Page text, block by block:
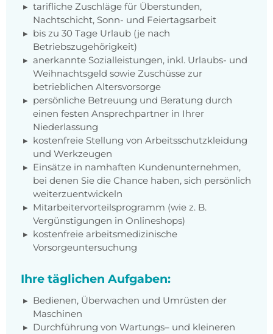
tarifliche Zuschläge für Überstunden,
Nachtschicht, Sonn- und Feiertagsarbeit
bis zu 30 Tage Urlaub (je nach
Betriebszugehörigkeit)
anerkannte Sozialleistungen, inkl. Urlaubs- und
Weihnachtsgeld sowie Zuschüsse zur
betrieblichen Altersvorsorge
persönliche Betreuung und Beratung durch
einen festen Ansprechpartner in Ihrer
Niederlassung
kostenfreie Stellung von Arbeitsschutzkleidung
und Werkzeugen
Einsätze in namhaften Kundenunternehmen,
bei denen Sie die Chance haben, sich persönlich
weiterzuentwickeln
Mitarbeitervorteilsprogramm (wie z. B.
Vergünstigungen in Onlineshops)
kostenfreie arbeitsmedizinische
Vorsorgeuntersuchung
Ihre täglichen Aufgaben:
Bedienen, Überwachen und Umrüsten der
Maschinen
Durchführung von Wartungs– und kleineren